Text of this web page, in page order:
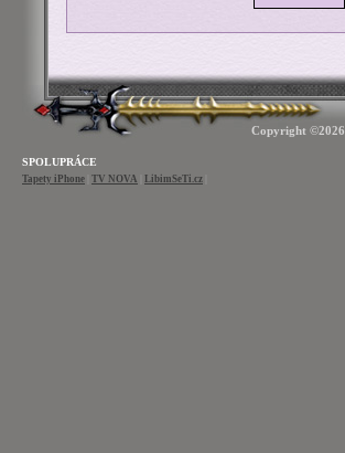
Copyright ©2026
SPOLUPRÁCE
Tapety iPhone TV NOVA LibimSeTi.cz